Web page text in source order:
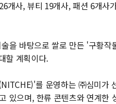
개사, 뷰티 19개사, 패션 6개사
을 바탕으로 쌀로 만든 '구황
할 계획이다.
를 운영하는 ㈜심미가
있으며, 한류 콘텐츠와 연계한